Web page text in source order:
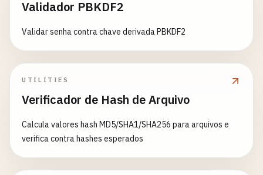
Validador PBKDF2
Validar senha contra chave derivada PBKDF2
UTILITIES
Verificador de Hash de Arquivo
Calcula valores hash MD5/SHA1/SHA256 para arquivos e
verifica contra hashes esperados